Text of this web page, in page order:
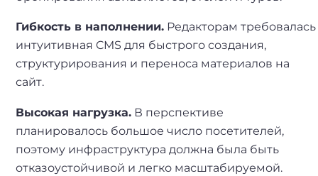
Гибкость в наполнении.Редакторам требовалась
интуитивная CMS для быстрого создания,
структурирования и переноса материалов на
сайт.
Высокая нагрузка.В перспективе
планировалось большое число посетителей,
поэтому инфраструктура должна была быть
отказоустойчивой и легко масштабируемой.